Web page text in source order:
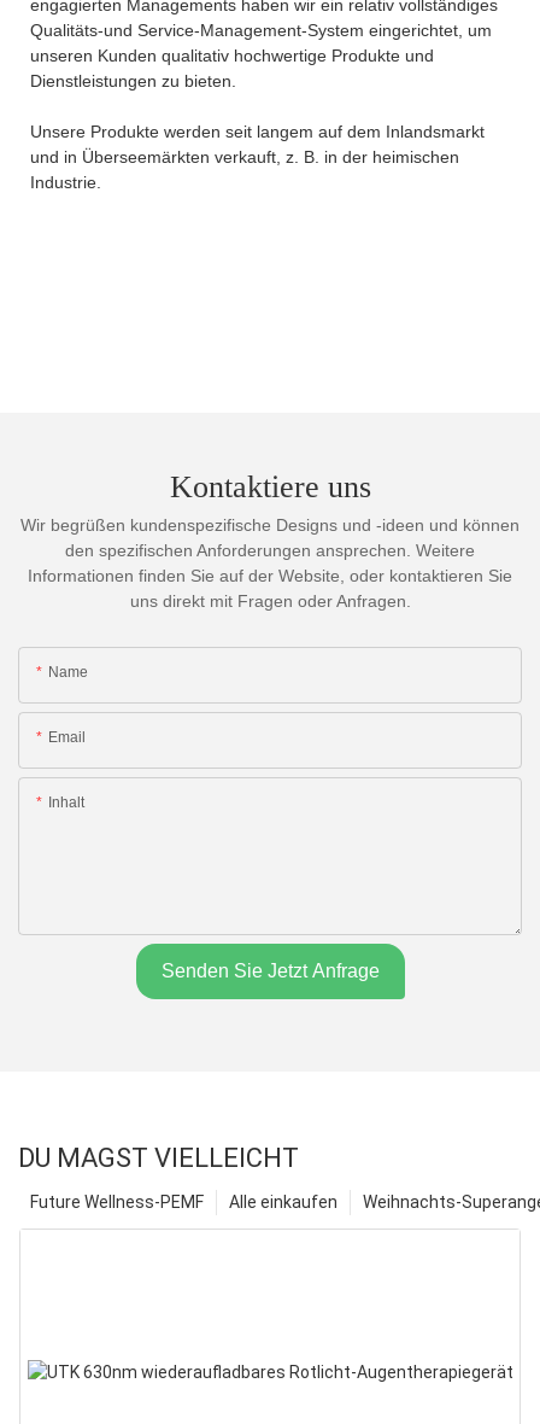
engagierten Managements haben wir ein relativ vollständiges
Qualitäts-und Service-Management-System eingerichtet, um
unseren Kunden qualitativ hochwertige Produkte und
Dienstleistungen zu bieten.
Unsere Produkte werden seit langem auf dem Inlandsmarkt
und in Überseemärkten verkauft, z. B. in der heimischen
Industrie.
Kontaktiere uns
Wir begrüßen kundenspezifische Designs und -ideen und können
den spezifischen Anforderungen ansprechen. Weitere
Informationen finden Sie auf der Website, oder kontaktieren Sie
uns direkt mit Fragen oder Anfragen.
Name
Email
Inhalt
Senden Sie Jetzt Anfrage
DU MAGST VIELLEICHT
Weihnachts-
Alle einkaufen
Future Wellness-PEMF